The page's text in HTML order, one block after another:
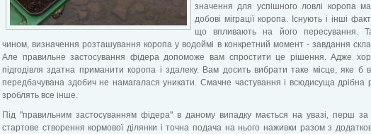
значення для успішного ловлі коропа
добові міграції коропа. Існують і інші
що впливають на його пересування.
чином, визначення розташування коропа у водоймі в конкретний момент - завдання
Але правильне застосування фідера допоможе вам спростити це рішення. Адже
підгодівля здатна приманити коропа і здалеку. Вам досить вибрати таке місце, яке б
передбачувана здобич не намагалася уникати. Смачне частування і всюдисуща дрібна
зроблять все інше.
Під "правильним застосуванням фідера" в даному випадку мається на увазі, перш за
стартове створення кормової ділянки і точна подача на нього наживки разом з